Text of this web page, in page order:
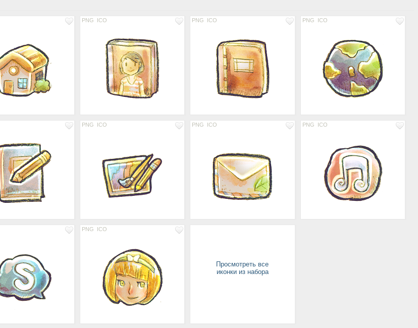
PNG ICO PNG ICO PNG ICO
PNG ICO PNG ICO PNG ICO
PNG ICO
Просмотреть все
иконки из набора